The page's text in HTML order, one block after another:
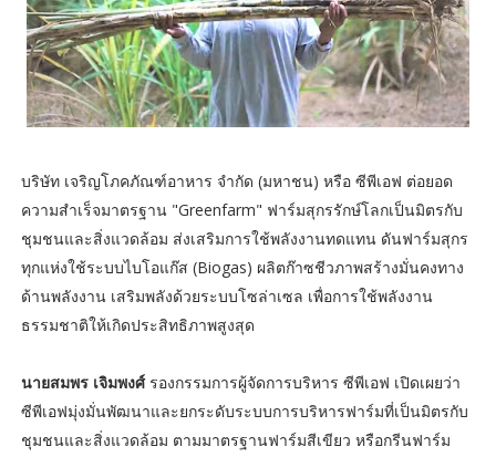
บริษัท เจริญโภคภัณฑ์อาหาร จำกัด (มหาชน) หรือ ซีพีเอฟ ต่อยอด
ความสำเร็จมาตรฐาน "Greenfarm" ฟาร์มสุกรรักษ์โลกเป็นมิตรกับ
ชุมชนและสิ่งแวดล้อม ส่งเสริมการใช้พลังงานทดแทน ดันฟาร์มสุกร
ทุกแห่งใช้ระบบไบโอแก๊ส (Biogas) ผลิตก๊าซชีวภาพสร้างมั่นคงทาง
ด้านพลังงาน เสริมพลังด้วยระบบโซล่าเซล เพื่อการใช้พลังงาน
ธรรมชาติให้เกิดประสิทธิภาพสูงสุด
นายสมพร เจิมพงศ์ รองกรรมการผู้จัดการบริหาร ซีพีเอฟ เปิดเผยว่า
ซีพีเอฟมุ่งมั่นพัฒนาและยกระดับระบบการบริหารฟาร์มที่เป็นมิตรกับ
ชุมชนและสิ่งแวดล้อม ตามมาตรฐานฟาร์มสีเขียว หรือกรีนฟาร์ม